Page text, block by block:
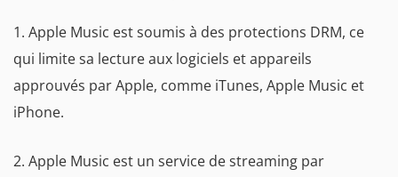
1. Apple Music est soumis à des protections DRM, ce
qui limite sa lecture aux logiciels et appareils
approuvés par Apple, comme iTunes, Apple Music et
iPhone.
2. Apple Music est un service de streaming par